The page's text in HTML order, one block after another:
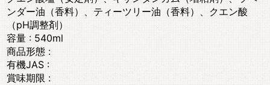
ンダー油（香料）、ティーツリー油（香料）、クエン酸
（pH調整剤）
容量 : 540ml
商品形態 :
有機JAS :
賞味期限 :